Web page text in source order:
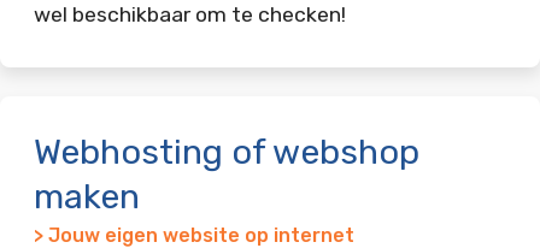
wel beschikbaar om te checken!
Webhosting of webshop
maken
> Jouw eigen website op internet